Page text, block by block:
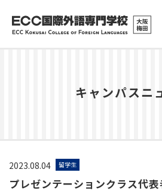
キャンパスニ
2023.08.04 留学生
プレゼンテーションクラス代